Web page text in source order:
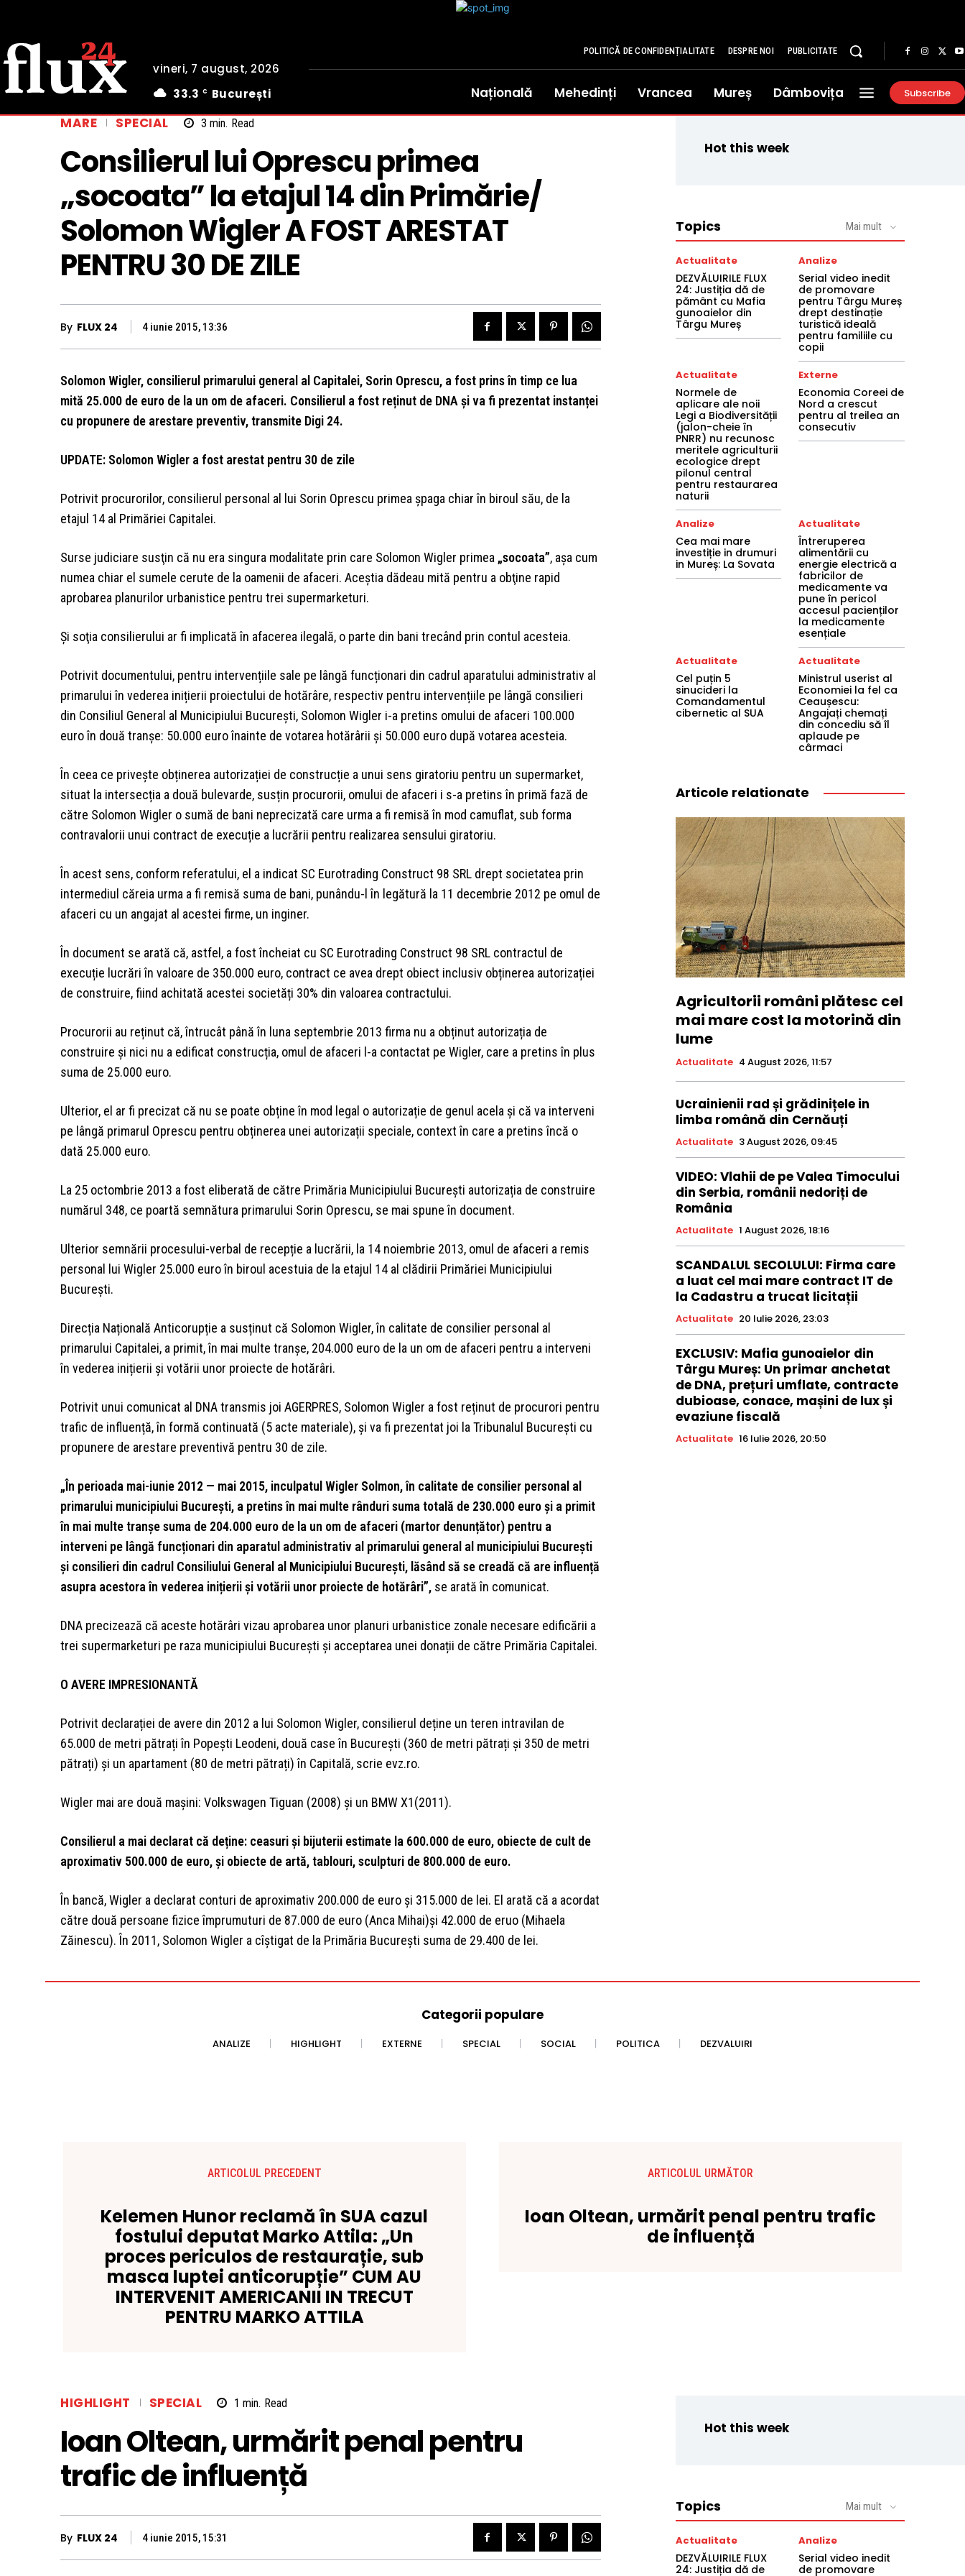
vineri, 7 august, 2026
33.3 C București
POLITICĂ DE CONFIDENȚIALITATE DESPRE NOI PUBLICITATE
Națională Mehedinți Vrancea Mureș Dâmbovița Subscribe
MARE SPECIAL 3 min. Read
Consilierul lui Oprescu primea
„socoata” la etajul 14 din Primărie/
Solomon Wigler A FOST ARESTAT
PENTRU 30 DE ZILE
By FLUX 24 4 iunie 2015, 13:36
Solomon Wigler, consilierul primarului general al Capitalei, Sorin Oprescu, a fost prins în timp ce lua
mită 25.000 de euro de la un om de afaceri. Consilierul a fost reținut de DNA și va fi prezentat instanței
cu propunere de arestare preventiv, transmite Digi 24.
UPDATE: Solomon Wigler a fost arestat pentru 30 de zile
Potrivit procurorilor, consilierul personal al lui Sorin Oprescu primea şpaga chiar în biroul său, de la
etajul 14 al Primăriei Capitalei.
Surse judiciare susţin că nu era singura modalitate prin care Solomon Wigler primea „socoata”, aşa cum
numea chiar el sumele cerute de la oamenii de afaceri. Aceştia dădeau mită pentru a obţine rapid
aprobarea planurilor urbanistice pentru trei supermarketuri.
Şi soţia consilierului ar fi implicată în afacerea ilegală, o parte din bani trecând prin contul acesteia.
Potrivit documentului, pentru intervențiile sale pe lângă funcționari din cadrul aparatului administrativ al
primarului în vederea inițierii proiectului de hotărâre, respectiv pentru intervențiile pe lângă consilieri
din Consiliul General al Municipiului București, Solomon Wigler i-a pretins omului de afaceri 100.000
euro în două tranșe: 50.000 euro înainte de votarea hotărârii și 50.000 euro după votarea acesteia.
În ceea ce privește obținerea autorizației de construcție a unui sens giratoriu pentru un supermarket,
situat la intersecția a două bulevarde, susțin procurorii, omului de afaceri i s-a pretins în primă fază de
către Solomon Wigler o sumă de bani neprecizată care urma a fi remisă în mod camuflat, sub forma
contravalorii unui contract de execuție a lucrării pentru realizarea sensului giratoriu.
În acest sens, conform referatului, el a indicat SC Eurotrading Construct 98 SRL drept societatea prin
intermediul căreia urma a fi remisă suma de bani, punându-l în legătură la 11 decembrie 2012 pe omul de
afaceri cu un angajat al acestei firme, un inginer.
În document se arată că, astfel, a fost încheiat cu SC Eurotrading Construct 98 SRL contractul de
execuție lucrări în valoare de 350.000 euro, contract ce avea drept obiect inclusiv obținerea autorizației
de construire, fiind achitată acestei societăți 30% din valoarea contractului.
Procurorii au reținut că, întrucât până în luna septembrie 2013 firma nu a obținut autorizația de
construire și nici nu a edificat construcția, omul de afaceri l-a contactat pe Wigler, care a pretins în plus
suma de 25.000 euro.
Ulterior, el ar fi precizat că nu se poate obține în mod legal o autorizație de genul acela și că va interveni
pe lângă primarul Oprescu pentru obținerea unei autorizații speciale, context în care a pretins încă o
dată 25.000 euro.
La 25 octombrie 2013 a fost eliberată de către Primăria Municipiului București autorizația de construire
numărul 348, ce poartă semnătura primarului Sorin Oprescu, se mai spune în document.
Ulterior semnării procesului-verbal de recepție a lucrării, la 14 noiembrie 2013, omul de afaceri a remis
personal lui Wigler 25.000 euro în biroul acestuia de la etajul 14 al clădirii Primăriei Municipiului
București.
Direcția Națională Anticorupție a susținut că Solomon Wigler, în calitate de consilier personal al
primarului Capitalei, a primit, în mai multe tranșe, 204.000 euro de la un om de afaceri pentru a interveni
în vederea inițierii și votării unor proiecte de hotărâri.
Potrivit unui comunicat al DNA transmis joi AGERPRES, Solomon Wigler a fost reținut de procurori pentru
trafic de influență, în formă continuată (5 acte materiale), și va fi prezentat joi la Tribunalul București cu
propunere de arestare preventivă pentru 30 de zile.
„În perioada mai-iunie 2012 — mai 2015, inculpatul Wigler Solmon, în calitate de consilier personal al
primarului municipiului București, a pretins în mai multe rânduri suma totală de 230.000 euro și a primit
în mai multe tranșe suma de 204.000 euro de la un om de afaceri (martor denunțător) pentru a
interveni pe lângă funcționari din aparatul administrativ al primarului general al municipiului București
și consilieri din cadrul Consiliului General al Municipiului București, lăsând să se creadă că are influență
asupra acestora în vederea inițierii și votării unor proiecte de hotărâri”, se arată în comunicat.
DNA precizează că aceste hotărâri vizau aprobarea unor planuri urbanistice zonale necesare edificării a
trei supermarketuri pe raza municipiului București și acceptarea unei donații de către Primăria Capitalei.
O AVERE IMPRESIONANTĂ
Potrivit declarației de avere din 2012 a lui Solomon Wigler, consilierul deține un teren intravilan de
65.000 de metri pătrați în Popești Leodeni, două case în București (360 de metri pătrați și 350 de metri
pătrați) și un apartament (80 de metri pătrați) în Capitală, scrie evz.ro.
Wigler mai are două mașini: Volkswagen Tiguan (2008) și un BMW X1(2011).
Consilierul a mai declarat că deține: ceasuri și bijuterii estimate la 600.000 de euro, obiecte de cult de
aproximativ 500.000 de euro, și obiecte de artă, tablouri, sculpturi de 800.000 de euro.
În bancă, Wigler a declarat conturi de aproximativ 200.000 de euro și 315.000 de lei. El arată că a acordat
către două persoane fizice împrumuturi de 87.000 de euro (Anca Mihai)și 42.000 de eruo (Mihaela
Zăinescu). În 2011, Solomon Wigler a cîștigat de la Primăria București suma de 29.400 de lei.
Hot this week
Topics Mai mult
Actualitate
DEZVĂLUIRILE FLUX
24: Justiția dă de
pământ cu Mafia
gunoaielor din
Târgu Mureș
Analize
Serial video inedit
de promovare
pentru Târgu Mureș
drept destinație
turistică ideală
pentru familiile cu
copii
Actualitate
Normele de
aplicare ale noii
Legi a Biodiversității
(jalon-cheie în
PNRR) nu recunosc
meritele agriculturii
ecologice drept
pilonul central
pentru restaurarea
naturii
Externe
Economia Coreei de
Nord a crescut
pentru al treilea an
consecutiv
Analize
Cea mai mare
investiție in drumuri
in Mureș: La Sovata
Actualitate
Întreruperea
alimentării cu
energie electrică a
fabricilor de
medicamente va
pune în pericol
accesul pacienților
la medicamente
esențiale
Actualitate
Cel puțin 5
sinucideri la
Comandamentul
cibernetic al SUA
Actualitate
Ministrul userist al
Economiei la fel ca
Ceaușescu:
Angajați chemați
din concediu să îl
aplaude pe
cârmaci
Articole relationate
Agricultorii români plătesc cel
mai mare cost la motorină din
lume
Actualitate 4 August 2026, 11:57
Ucrainienii rad și grădinițele in
limba română din Cernăuți
Actualitate 3 August 2026, 09:45
VIDEO: Vlahii de pe Valea Timocului
din Serbia, românii nedoriți de
România
Actualitate 1 August 2026, 18:16
SCANDALUL SECOLULUI: Firma care
a luat cel mai mare contract IT de
la Cadastru a trucat licitații
Actualitate 20 Iulie 2026, 23:03
EXCLUSIV: Mafia gunoaielor din
Târgu Mureș: Un primar anchetat
de DNA, prețuri umflate, contracte
dubioase, conace, mașini de lux și
evaziune fiscală
Actualitate 16 Iulie 2026, 20:50
Categorii populare
ANALIZE HIGHLIGHT EXTERNE SPECIAL SOCIAL POLITICA DEZVALUIRI
ARTICOLUL PRECEDENT
Kelemen Hunor reclamă în SUA cazul
fostului deputat Marko Attila: „Un
proces periculos de restaurație, sub
masca luptei anticorupție” CUM AU
INTERVENIT AMERICANII IN TRECUT
PENTRU MARKO ATTILA
ARTICOLUL URMĂTOR
Ioan Oltean, urmărit penal pentru trafic
de influență